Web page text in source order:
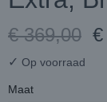
€ 369,00 €
✓ Op voorraad
Maat